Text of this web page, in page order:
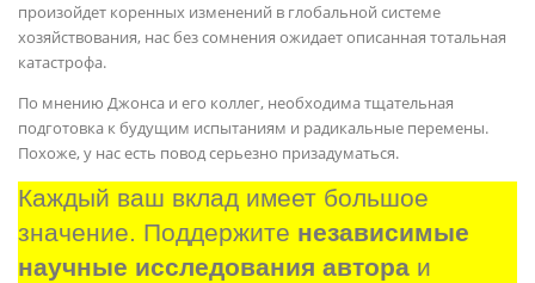
произойдет коренных изменений в глобальной системе
хозяйствования, нас без сомнения ожидает описанная тотальная
катастрофа.
По мнению Джонса и его коллег, необходима тщательная
подготовка к будущим испытаниям и радикальные перемены.
Похоже, у нас есть повод серьезно призадуматься.
Каждый ваш вклад имеет большое
значение. Поддержите независимые
научные исследования автора и